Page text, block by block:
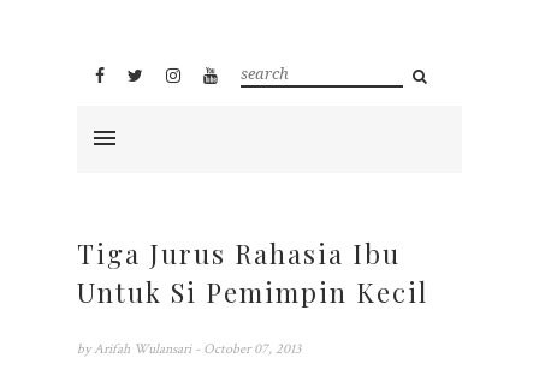
Tiga Jurus Rahasia Ibu
Untuk Si Pemimpin Kecil
by Arifah Wulansari - October 07, 2013